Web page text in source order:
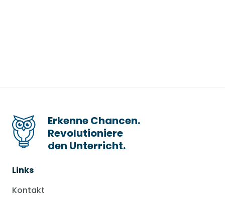
Erkenne Chancen.
Revolutioniere
den Unterricht.
Links
Kontakt